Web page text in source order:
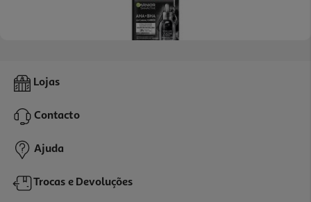
Máscara Garnier Tecido Skin Active Alga Preta
2,99 €
Lojas
Contacto
Ajuda
Trocas e Devoluções